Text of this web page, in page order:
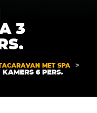
3
MET SPA
>
6 PERS.